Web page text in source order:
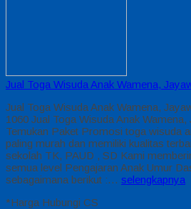
Jual Toga Wisuda Anak Wamena,
Jual Toga Wisuda Anak Wamena,
1060 Jual Toga Wisuda Anak
Temukan Paket Promosi toga wisuda
paling murah dan memiliki kualitas
sekolah TK, PAUD , SD Kami
semua level Pengajaran Anak Umur
sebagaimana berikut :… selengkapnya
*Harga Hubungi CS